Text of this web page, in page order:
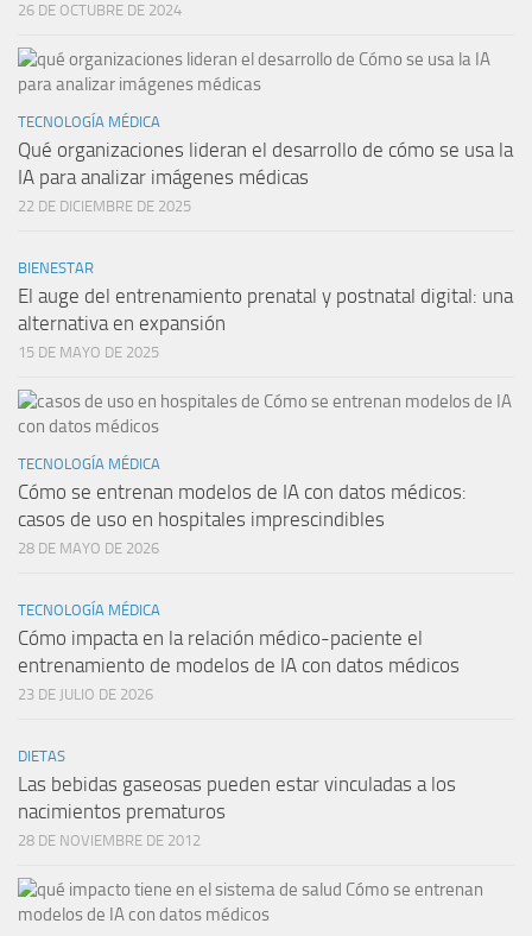
26 DE OCTUBRE DE 2024
TECNOLOGÍA MÉDICA
Qué organizaciones lideran el desarrollo de cómo se usa la
IA para analizar imágenes médicas
22 DE DICIEMBRE DE 2025
BIENESTAR
El auge del entrenamiento prenatal y postnatal digital: una
alternativa en expansión
15 DE MAYO DE 2025
TECNOLOGÍA MÉDICA
Cómo se entrenan modelos de IA con datos médicos:
casos de uso en hospitales imprescindibles
28 DE MAYO DE 2026
TECNOLOGÍA MÉDICA
Cómo impacta en la relación médico-paciente el
entrenamiento de modelos de IA con datos médicos
23 DE JULIO DE 2026
DIETAS
Las bebidas gaseosas pueden estar vinculadas a los
nacimientos prematuros
28 DE NOVIEMBRE DE 2012